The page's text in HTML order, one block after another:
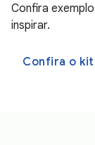
Confira
inspirar.
Confira o